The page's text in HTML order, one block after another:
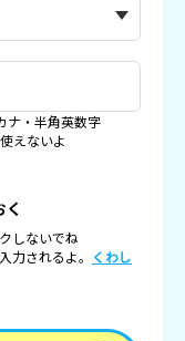
ナ・半角英数字
えないよ
く
しないでね
されるよ。 くわし